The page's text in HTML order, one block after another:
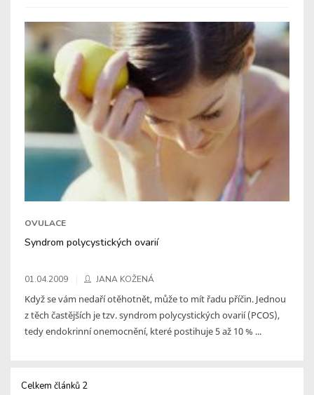
OVULACE
Syndrom polycystických ovarií
01.04.2009 JANA KOŽENÁ
Když se vám nedaří otěhotnět, může to mít řadu příčin. Jednou
z těch častějších je tzv. syndrom polycystických ovarií (PCOS),
tedy endokrinní onemocnění, které postihuje 5 až 10 % ...
Celkem článků 2